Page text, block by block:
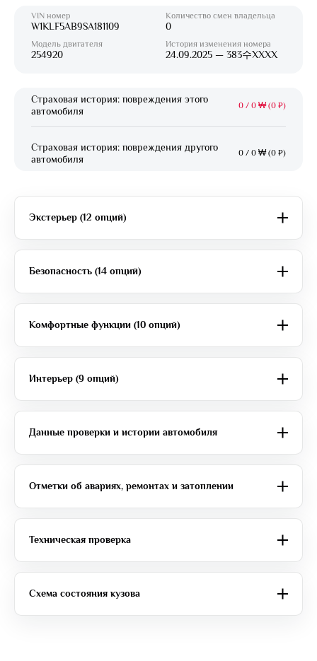
VIN номер
W1KLF5AB9SA181109
Модель двигателя
254920
Количество смен владельца
0
История изменения номера
24.09.2025 — 383수XXXX
Страховая история: повреждения этого
автомобиля
0 / 0 ₩ (0 ₽)
Страховая история: повреждения другого
автомобиля
0 / 0 ₩ (0 ₽)
Экстерьер (12 опций)
Безопасность (14 опций)
Комфортные функции (10 опций)
Интерьер (9 опций)
Данные проверки и истории автомобиля
Отметки об авариях, ремонтах и затоплении
Техническая проверка
Схема состояния кузова